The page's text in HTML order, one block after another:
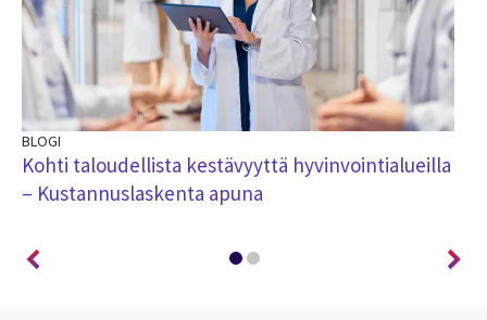
BLOGI
Kohti taloudellista kestävyyttä hyvinvointialueilla
– Kustannuslaskenta apuna